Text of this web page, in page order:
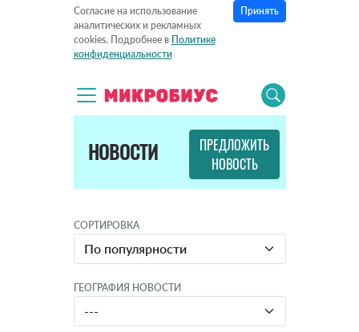
Согласие на использование
аналитических и рекламных
cookies. Подробнее в Политике
конфиденциальности
Принять
НОВОСТИ
ПРЕДЛОЖИТЬ
НОВОСТЬ
СОРТИРОВКА
ГЕОГРАФИЯ НОВОСТИ